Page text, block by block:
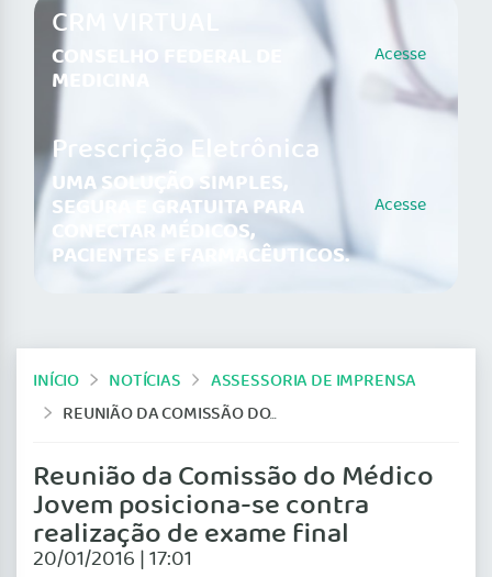
CRM VIRTUAL
CONSELHO FEDERAL DE
MEDICINA
Acesse
Prescrição Eletrônica
UMA SOLUÇÃO SIMPLES,
SEGURA E GRATUITA PARA
CONECTAR MÉDICOS,
PACIENTES E FARMACÊUTICOS.
Acesse
INÍCIO NOTÍCIAS
ASSESSORIA DE IMPRENSA
REUNIÃO DA COMISSÃO DO MÉDICO JOVEM POSICIONA-SE CONTRA REALIZAÇÃO DE EXAME FINAL
Reunião da Comissão do Médico
Jovem posiciona-se contra
realização de exame final
20/01/2016 | 17:01